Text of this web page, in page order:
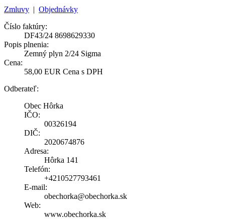
Zmluvy | Objednávky
Číslo faktúry:
DF43/24 8698629330
Popis plnenia:
Zemný plyn 2/24 Sigma
Cena:
58,00 EUR Cena s DPH
Odberateľ:
Obec Hôrka
IČO:
00326194
DIČ:
2020674876
Adresa:
Hôrka 141
Telefón:
+4210527793461
E-mail:
obechorka@obechorka.sk
Web:
www.obechorka.sk